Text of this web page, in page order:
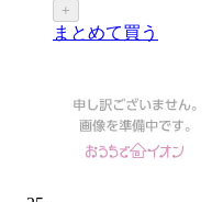
+
まとめて買う